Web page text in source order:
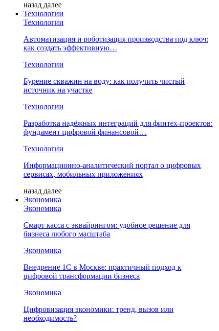
назад далее
Технологии
Технологии
Автоматизация и роботизация производства под ключ:
как создать эффективную…
Технологии
Бурение скважин на воду: как получить чистый
источник на участке
Технологии
Разработка надёжных интеграций для финтех-проектов:
фундамент цифровой финансовой…
Технологии
Информационно-аналитический портал о цифровых
сервисах, мобильных приложениях
назад далее
Экономика
Экономика
Смарт касса с эквайрингом: удобное решение для
бизнеса любого масштаба
Экономика
Внедрение 1С в Москве: практичный подход к
цифровой трансформации бизнеса
Экономика
Цифровизация экономики: тренд, вызов или
необходимость?